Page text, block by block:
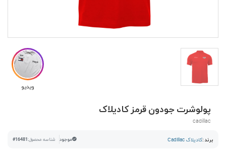
ویدیو
پولوشرت جودون قرمز کادیلاک
cadillac
برند :کادیلاک Cadillac موجود شناسه محصول:#16481